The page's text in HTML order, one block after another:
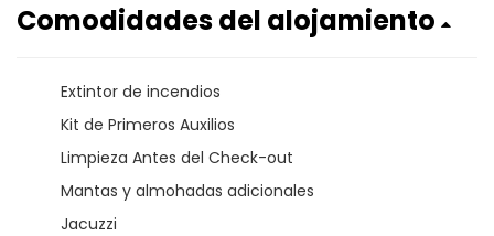
Comodidades del alojamiento
Extintor de incendios
Kit de Primeros Auxilios
Limpieza Antes del Check-out
Mantas y almohadas adicionales
Jacuzzi